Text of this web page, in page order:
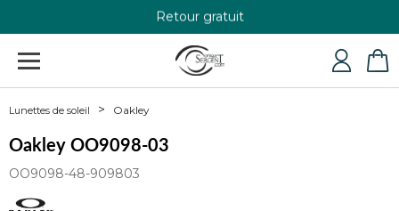
Retour gratuit
+33 4 79 24 76 84
Lunettes de soleil Oakley
Oakley OO9098-03
OO9098-48-909803